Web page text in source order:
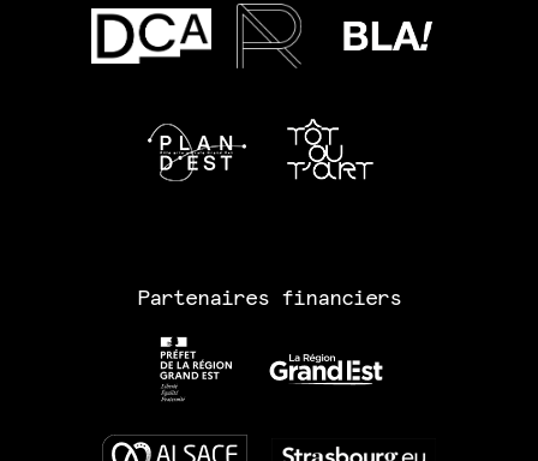
Partenaires financiers